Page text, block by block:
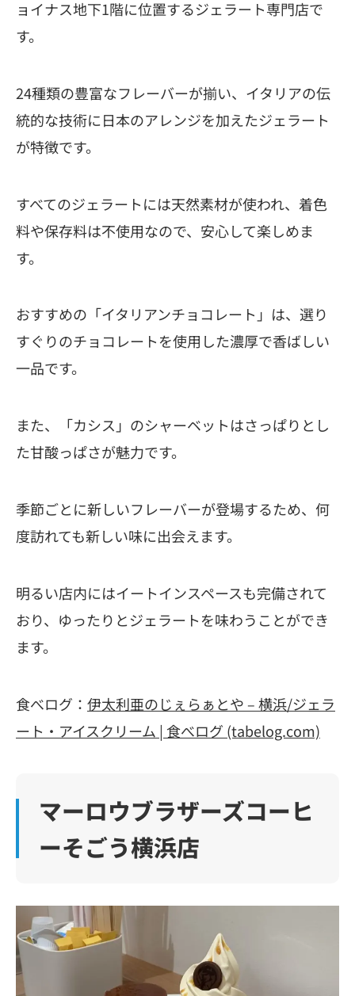
ョイナス地下1階に位置するジェラート専門店で
す。
24種類の豊富なフレーバーが揃い、イタリアの伝
統的な技術に日本のアレンジを加えたジェラート
が特徴です。
すべてのジェラートには天然素材が使われ、着色
料や保存料は不使用なので、安心して楽しめま
す。
おすすめの「イタリアンチョコレート」は、選り
すぐりのチョコレートを使用した濃厚で香ばしい
一品です。
また、「カシス」のシャーベットはさっぱりとし
た甘酸っぱさが魅力です。
季節ごとに新しいフレーバーが登場するため、何
度訪れても新しい味に出会えます。
明るい店内にはイートインスペースも完備されて
おり、ゆったりとジェラートを味わうことができ
ます。
食べログ： 伊太利亜のじぇらぁとや – 横浜/ジェラ
ート・アイスクリーム | 食べログ (tabelog.com)
マーロウブラザーズコーヒ
ーそごう横浜店